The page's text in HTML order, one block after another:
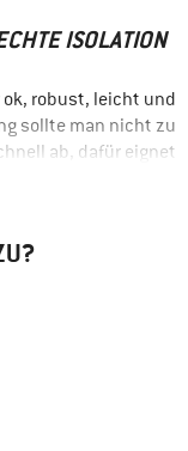
ISOLATION
ok, robust, leicht und
sollte man nicht zu
ab, dafür eignet
empfehlen